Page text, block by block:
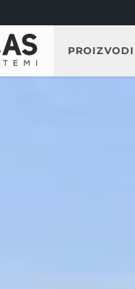
PROIZVODI